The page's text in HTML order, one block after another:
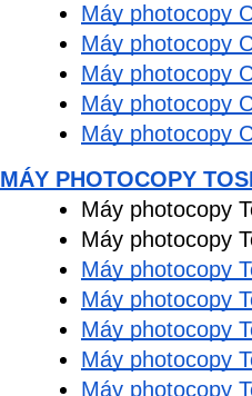
Máy photocopy
Máy photocopy
Máy photocopy
Máy photocopy
Máy photocopy
MÁY PHOTOCOPY
Máy photocopy
Máy photocopy
Máy photocopy
Máy photocopy
Máy photocopy
Máy photocopy
Máy photocopy